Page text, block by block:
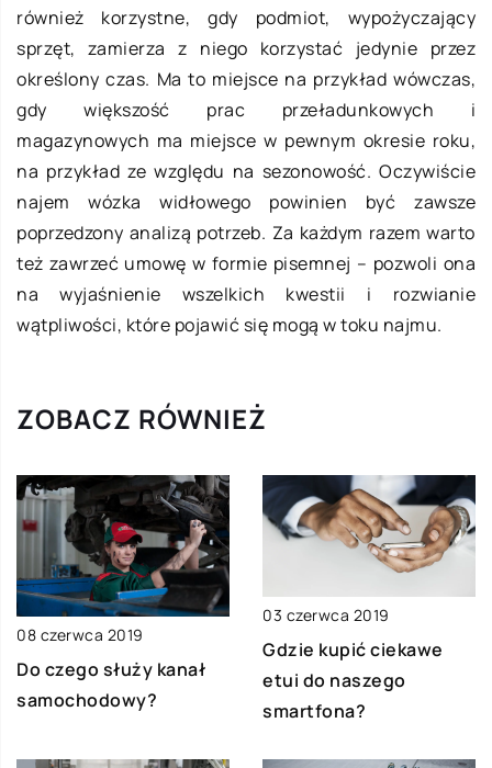
również korzystne, gdy podmiot, wypożyczający
sprzęt, zamierza z niego korzystać jedynie przez
określony czas. Ma to miejsce na przykład wówczas,
gdy większość prac przeładunkowych i
magazynowych ma miejsce w pewnym okresie roku,
na przykład ze względu na sezonowość. Oczywiście
najem wózka widłowego powinien być zawsze
poprzedzony analizą potrzeb. Za każdym razem warto
też zawrzeć umowę w formie pisemnej – pozwoli ona
na wyjaśnienie wszelkich kwestii i rozwianie
wątpliwości, które pojawić się mogą w toku najmu.
ZOBACZ RÓWNIEŻ
08 czerwca 2019
Do czego służy kanał
samochodowy?
03 czerwca 2019
Gdzie kupić ciekawe
etui do naszego
smartfona?